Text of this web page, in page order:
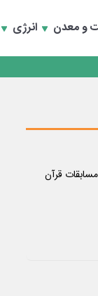
و معدن انرژی
مسابقات قرآن